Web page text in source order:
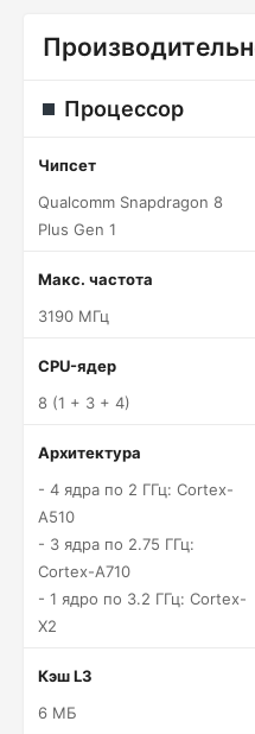
Процессор
Чипсет
Qualcomm Snapdragon 8
Plus Gen 1
Макс. частота
3190 МГц
CPU-ядер
8 (1 + 3 + 4)
Архитектура
- 4 ядра по 2 ГГц: Cortex-
A510
- 3 ядра по 2.75 ГГц:
Cortex-A710
- 1 ядро по 3.2 ГГц: Cortex-
X2
Кэш L3
6 МБ